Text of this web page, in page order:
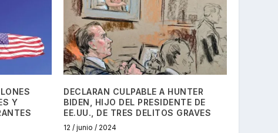
Y
DECLARAN CULPABLE A HUNTER
BIDEN, HIJO DEL PRESIDENTE DE
EE.UU., DE TRES DELITOS GRAVES
12 / junio / 2024